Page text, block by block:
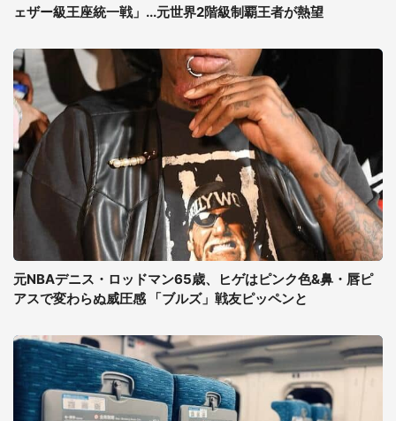
ェザー級王座統一戦」...元世界2階級制覇王者が熱望
元NBAデニス・ロッドマン65歳、ヒゲはピンク色&鼻・唇ピ
アスで変わらぬ威圧感 「ブルズ」戦友ピッペンと